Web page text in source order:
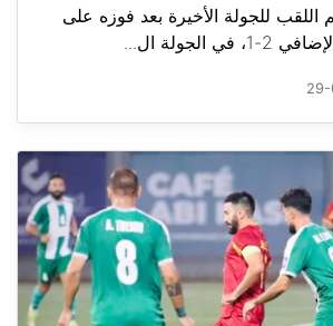
للجولة الأخيرة بعد فوزه على
الجولة ال...
29-